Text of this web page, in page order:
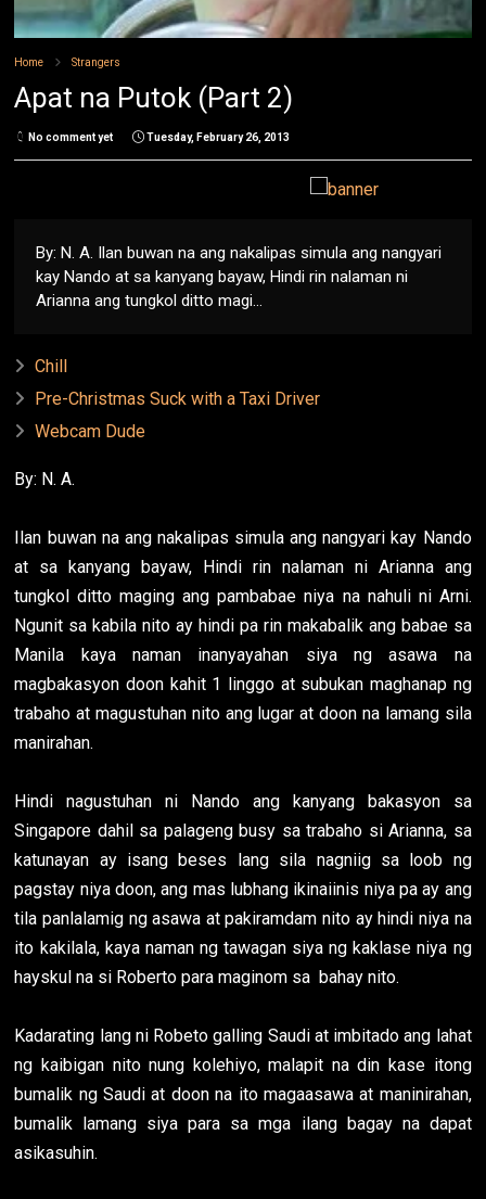
Home Strangers
Apat na Putok (Part 2)
No comment yet Tuesday, February 26, 2013
By: N. A. Ilan buwan na ang nakalipas simula ang nangyari
kay Nando at sa kanyang bayaw, Hindi rin nalaman ni
Arianna ang tungkol ditto magi...
Chill
Pre-Christmas Suck with a Taxi Driver
Webcam Dude
By: N. A.
Ilan buwan na ang nakalipas simula ang nangyari kay Nando
at sa kanyang bayaw, Hindi rin nalaman ni Arianna ang
tungkol ditto maging ang pambabae niya na nahuli ni Arni.
Ngunit sa kabila nito ay hindi pa rin makabalik ang babae sa
Manila kaya naman inanyayahan siya ng asawa na
magbakasyon doon kahit 1 linggo at subukan maghanap ng
trabaho at magustuhan nito ang lugar at doon na lamang sila
manirahan.
Hindi nagustuhan ni Nando ang kanyang bakasyon sa
Singapore dahil sa palageng busy sa trabaho si Arianna, sa
katunayan ay isang beses lang sila nagniig sa loob ng
pagstay niya doon, ang mas lubhang ikinaiinis niya pa ay ang
tila panlalamig ng asawa at pakiramdam nito ay hindi niya na
ito kakilala, kaya naman ng tawagan siya ng kaklase niya ng
hayskul na si Roberto para maginom sa bahay nito.
Kadarating lang ni Robeto galling Saudi at imbitado ang lahat
ng kaibigan nito nung kolehiyo, malapit na din kase itong
bumalik ng Saudi at doon na ito magaasawa at maninirahan,
bumalik lamang siya para sa mga ilang bagay na dapat
asikasuhin.